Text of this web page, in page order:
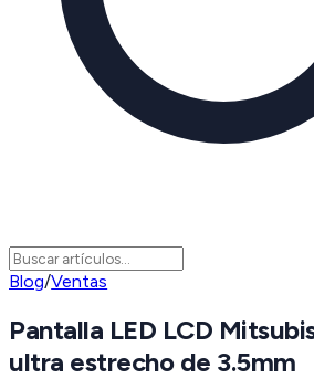
Blog/Ventas
Pantalla LED LCD
ultra estrecho de 3.5mm